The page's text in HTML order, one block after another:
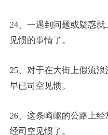
24、一遇到问题或疑惑
见惯的事情了。
25、对于在大街上假流
早已司空见惯。
26、这条崎岖的公路上
经司空见惯了。